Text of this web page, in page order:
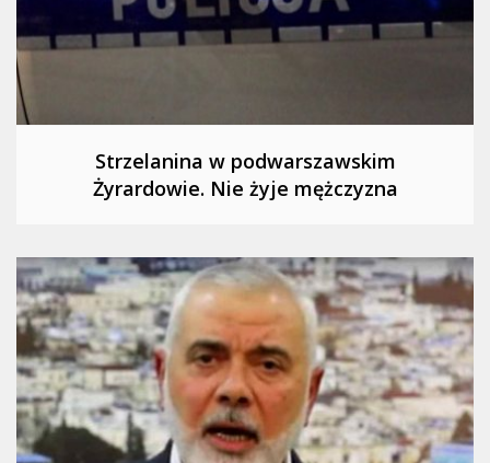
Strzelanina w podwarszawskim
Żyrardowie. Nie żyje mężczyzna